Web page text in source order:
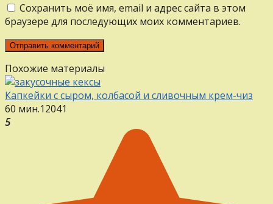
Сохранить моё имя, email и адрес сайта в этом
браузере для последующих моих комментариев.
Похожие материалы
Капкейки с сыром, колбасой и сливочным крем-чиз
60 мин.12041
5